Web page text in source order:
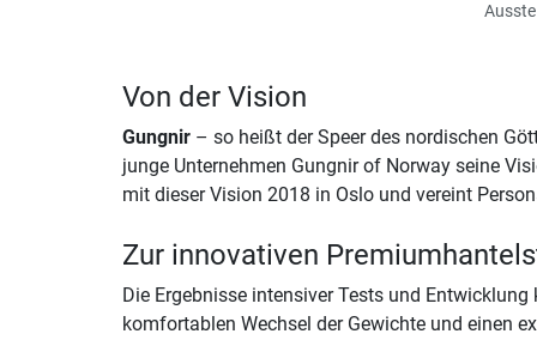
Von der Vision
Gungnir – so heißt der Speer des nordischen
junge Unternehmen Gungnir of Norway seine
mit dieser Vision 2018 in Oslo und vereint
Zur innovativen
Die Ergebnisse intensiver Tests und
komfortablen Wechsel der Gewichte und einen